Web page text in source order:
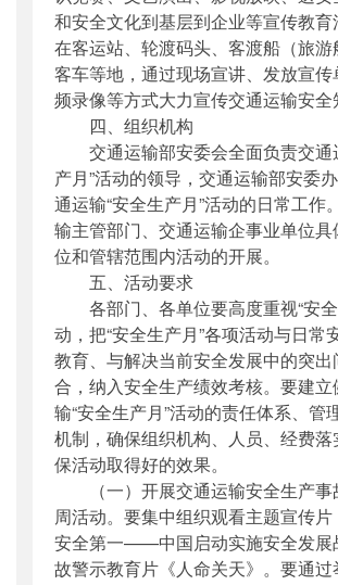
和安全文化到基层到企业等宣传教
在客运站、轮渡码头、客渡船（旅游
客车等地，通过现场宣讲、发放宣
频录像等方式大力宣传交通运输安全
四、组织机构
交通运输部安委会全面负责交通
产月”活动的领导，交通运输部安委
通运输“安全生产月”活动的日常工作
输主管部门、交通运输企事业单位
位和管辖范围内活动的开展。
五、活动要求
各部门、各单位要高度重视“安全
动，把“安全生产月”各项活动与日常
教育、与解决当前安全发展中的突
合，纳入安全生产绩效考核。要建立
输“安全生产月”活动的责任体系、管
机制，确保组织机构、人员、经费落
保活动取得好的效果。
（一）开展交通运输安全生产事
周活动。要集中组织观看主题宣传
安全第一——中国启动实施安全发展
故警示教育片《人命关天》。要通过